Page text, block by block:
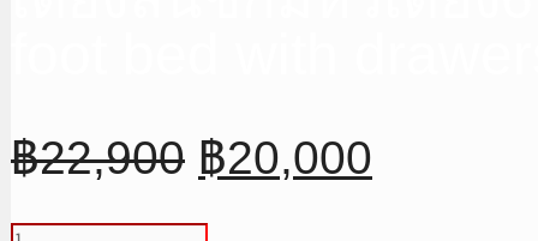
฿22,900 Original
price
฿20,000price
จำนวน